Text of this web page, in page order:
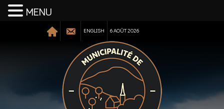
ENGLISH 6 AOÛT 2026
MENU